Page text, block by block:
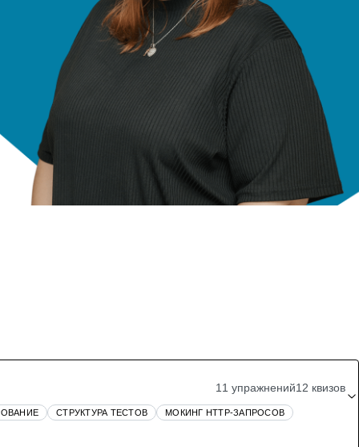
11 упражнений12 квизов
СТРУКТУРА ТЕСТОВ МОКИНГ HTTP-ЗАПРОСОВ